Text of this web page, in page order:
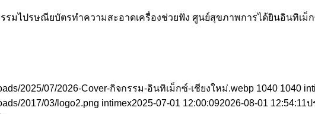
มไปรษณียบัตรทำความสะอาดเครื่องช่วยฟัง ศูนย์สุขภาพการได้ยินอินทิเม็
2025/07/2026-Cover-กิจกรรม-อินทิเม็กซ์-เชียงใหม่.webp 1040 1040
2017/03/logo2.png intimex2025-07-01 12:00:092026-08-01 12:54:11ป